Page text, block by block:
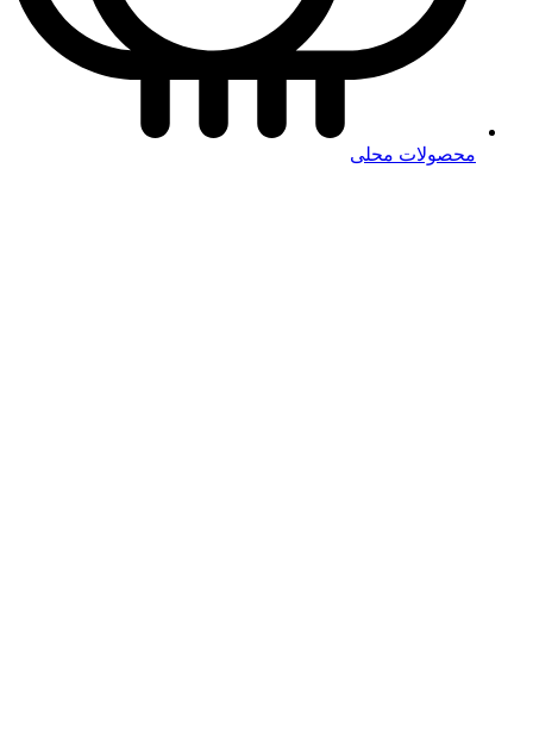
محصولات محلی